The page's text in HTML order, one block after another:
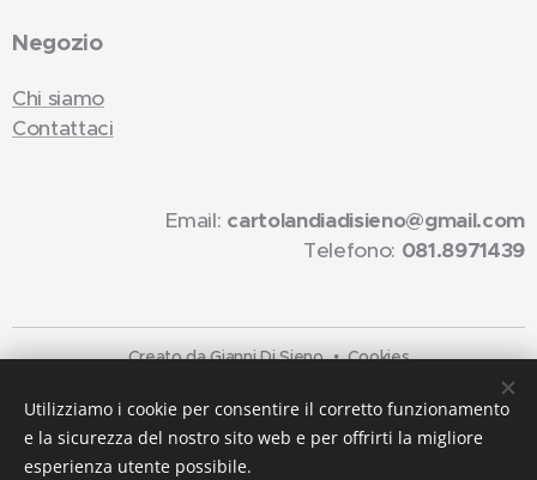
Negozio
Chi siamo
Contattaci
Email: cartolandiadisieno@gmail.com
Telefono: 081.8971439
Creato da Gianni Di Sieno Cookies
Lingue
Italiano
English
Utilizziamo i cookie per consentire il corretto funzionamento
e la sicurezza del nostro sito web e per offrirti la migliore
esperienza utente possibile.